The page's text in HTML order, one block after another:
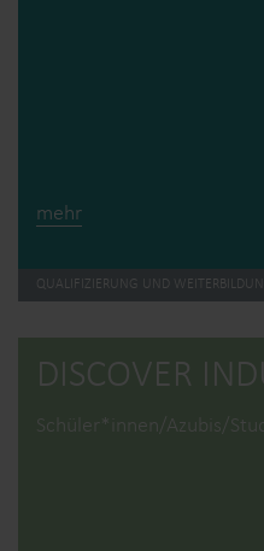
mehr
QUALIFIZIERUNG UND
DISCOVER
Schüler*innen/Azubis/